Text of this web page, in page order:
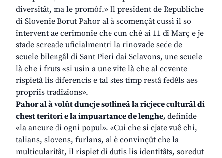
diversitât, ma le promôf.» Il president de Republiche
di Slovenie Borut Pahor al à scomençât cussì il so
intervent ae cerimonie che cun chê ai 11 di Març e je
stade screade uficialmentri la rinovade sede de
scuele bilengâl di Sant Pieri dai Sclavons, une scuele
là che i fruts «si usin a une vite là che al covente
rispietâ lis diferencis e tal stes timp restâ fedêls aes
propriis tradizions».
Pahor al à volût duncje sotlineâ la ricjece culturâl di
chest teritori e la impuartance de lenghe, definide
«la ancure di ogni popul». «Cui che si cjate vuê chi,
talians, slovens, furlans, al è convinçût che la
multicularitât, il rispiet di dutis lis identitâts, soredut